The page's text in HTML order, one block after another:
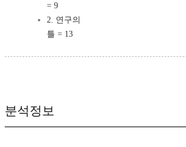
= 9
2. 연구의
틀 = 13
분석정보